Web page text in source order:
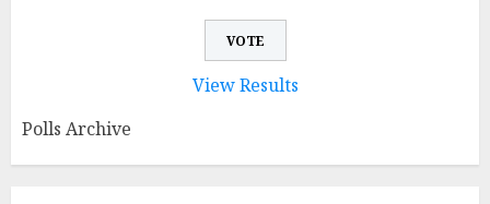
View Results
Polls Archive